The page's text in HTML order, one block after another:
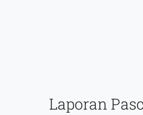
Laporan